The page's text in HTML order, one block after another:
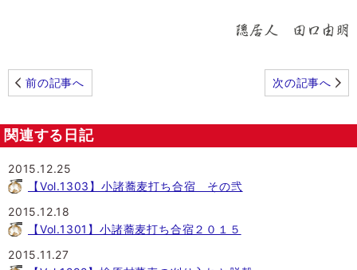
前の記事へ 次の記事へ
関連する日記
2015.12.25
【Vol.1303】小諸蕎麦打ち合宿 その弐
2015.12.18
【Vol.1301】小諸蕎麦打ち合宿２０１５
2015.11.27